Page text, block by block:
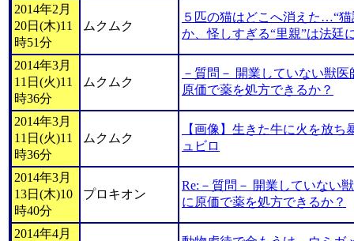
2014年2月
20日(木)11
時51分
ムクムク
５匹の猫はどこへ消えた…“
か、怪しすぎる“里親”は法廷
2014年3月
11日(火)11
時36分
ムクムク
－質問－ 開業していない獣
原価で薬を処方できるか？
2014年3月
11日(火)11
時36分
ムクムク
【画像】生きた牛に火を放
ュビロ
2014年3月
13日(木)10
時40分
プロキオン
Re:－質問－ 開業していない
に原価で薬を処方できるか？
2014年4月